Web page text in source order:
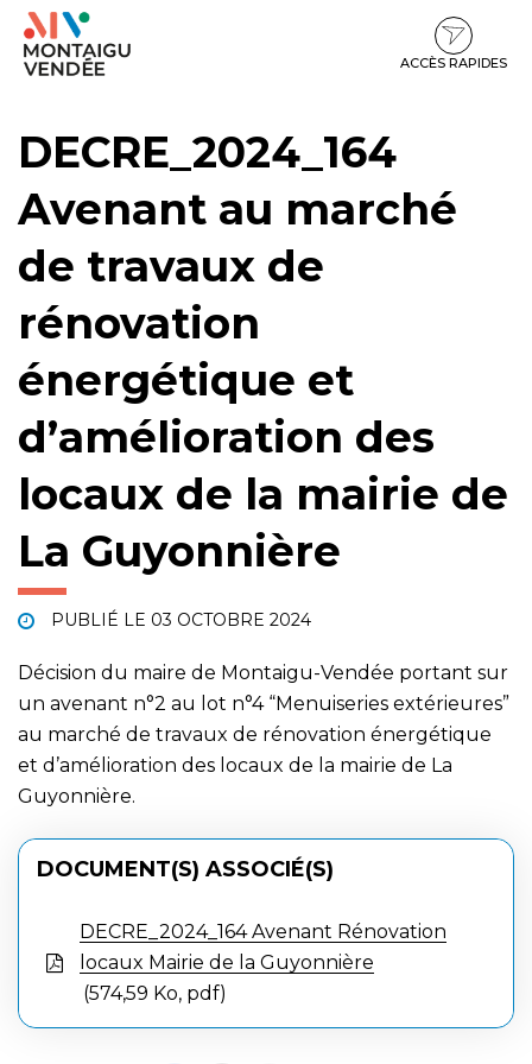
Gestion des traceurs
Aller
Aller
contenu
Aller
pied
ACCÈS RAPIDES
DECRE_2024_164
Avenant au marché
de travaux de
rénovation
énergétique et
d’amélioration des
locaux de la mairie de
La Guyonnière
PUBLIÉ LE 03 OCTOBRE 2024
Décision du maire de Montaigu-Vendée portant sur
un avenant n°2 au lot n°4 “Menuiseries extérieures”
au marché de travaux de rénovation énergétique
et d’amélioration des locaux de la mairie de La
Guyonnière.
DOCUMENT(S) ASSOCIÉ(S)
DECRE_2024_164 Avenant Rénovation
locaux Mairie de la Guyonnière
574,59 Ko, pdf